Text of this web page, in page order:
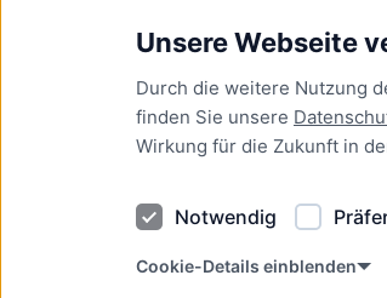
Unsere Webseite
Durch die weitere Nutzung
finden Sie unsere
Wirkung für die Zukunft in
Notwendig
Cookie-Details einblenden